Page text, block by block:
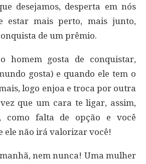
desejamos, desperta em nós
estar mais perto, mais junto,
de um prêmio.
homem gosta de conquistar,
gosta) e quando ele tem o
logo enjoa e troca por outra
que um cara te ligar, assim,
como falta de opção e você
ele não irá valorizar você!
nem nunca! Uma mulher